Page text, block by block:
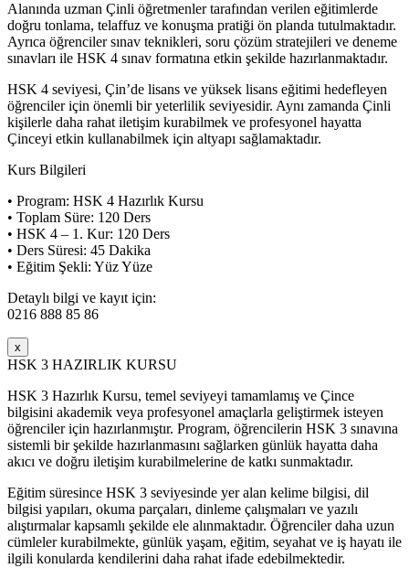
Alanında uzman Çinli öğretmenler tarafından verilen eğitimlerde
doğru tonlama, telaffuz ve konuşma pratiği ön planda tutulmaktadır.
Ayrıca öğrenciler sınav teknikleri, soru çözüm stratejileri ve deneme
sınavları ile HSK 4 sınav formatına etkin şekilde hazırlanmaktadır.
HSK 4 seviyesi, Çin’de lisans ve yüksek lisans eğitimi hedefleyen
öğrenciler için önemli bir yeterlilik seviyesidir. Aynı zamanda Çinli
kişilerle daha rahat iletişim kurabilmek ve profesyonel hayatta
Çinceyi etkin kullanabilmek için altyapı sağlamaktadır.
Kurs Bilgileri
• Program: HSK 4 Hazırlık Kursu
• Toplam Süre: 120 Ders
• HSK 4 – 1. Kur: 120 Ders
• Ders Süresi: 45 Dakika
• Eğitim Şekli: Yüz Yüze
Detaylı bilgi ve kayıt için:
0216 888 85 86
x
HSK 3 HAZIRLIK KURSU
HSK 3 Hazırlık Kursu, temel seviyeyi tamamlamış ve Çince
bilgisini akademik veya profesyonel amaçlarla geliştirmek isteyen
öğrenciler için hazırlanmıştır. Program, öğrencilerin HSK 3 sınavına
sistemli bir şekilde hazırlanmasını sağlarken günlük hayatta daha
akıcı ve doğru iletişim kurabilmelerine de katkı sunmaktadır.
Eğitim süresince HSK 3 seviyesinde yer alan kelime bilgisi, dil
bilgisi yapıları, okuma parçaları, dinleme çalışmaları ve yazılı
alıştırmalar kapsamlı şekilde ele alınmaktadır. Öğrenciler daha uzun
cümleler kurabilmekte, günlük yaşam, eğitim, seyahat ve iş hayatı ile
ilgili konularda kendilerini daha rahat ifade edebilmektedir.